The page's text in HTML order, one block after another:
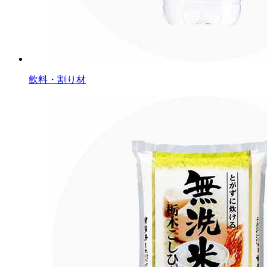
飲料・割り材